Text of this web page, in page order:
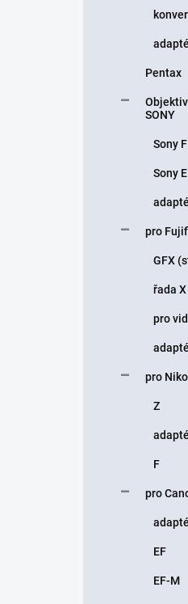
Pentax
SONY
Sony
Sony E
pro
GFX
řada X
pro
pro
Z
F
pro
EF
EF-M